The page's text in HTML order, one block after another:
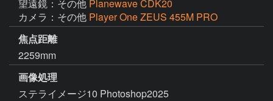
望遠鏡：その他 Planewave CDK20
カメラ：その他 Player One ZEUS 455M PRO
焦点距離
2259mm
画像処理
ステライメージ10 Photoshop2025